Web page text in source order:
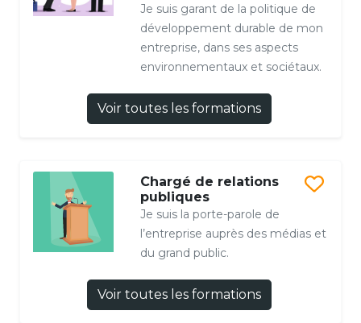
Je suis garant de la politique de
développement durable de mon
entreprise, dans ses aspects
environnementaux et sociétaux.
Voir toutes les formations
Chargé de relations
publiques
Je suis la porte-parole de
l’entreprise auprès des médias et
du grand public.
Voir toutes les formations